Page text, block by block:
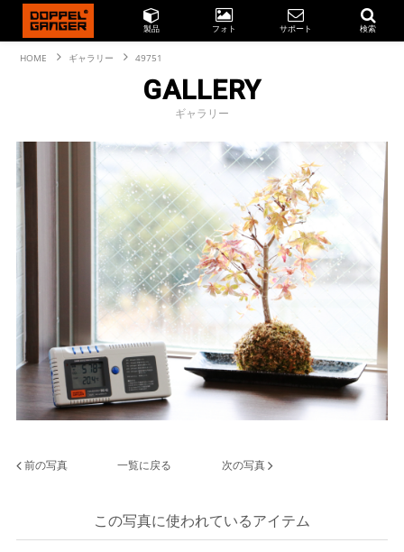
製品 フォト サポート 検索
HOME ギャラリー 49751
GALLERY
ギャラリー
前の写真 一覧に戻る 次の写真
この写真に使われているアイテム